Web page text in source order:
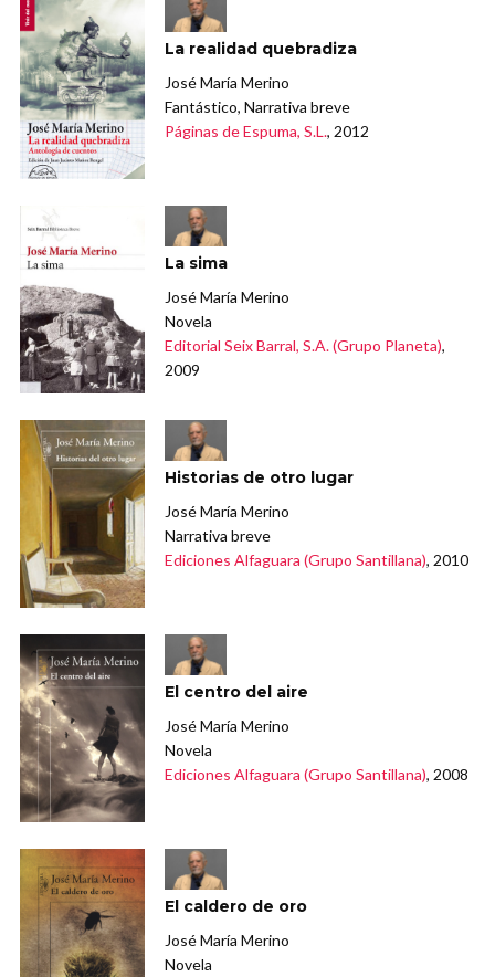
La realidad quebradiza
José María Merino
Fantástico, Narrativa breve
Páginas de Espuma, S.L., 2012
La sima
José María Merino
Novela
Editorial Seix Barral, S.A. (Grupo Planeta),
2009
Historias de otro lugar
José María Merino
Narrativa breve
Ediciones Alfaguara (Grupo Santillana), 2010
El centro del aire
José María Merino
Novela
Ediciones Alfaguara (Grupo Santillana), 2008
El caldero de oro
José María Merino
Novela